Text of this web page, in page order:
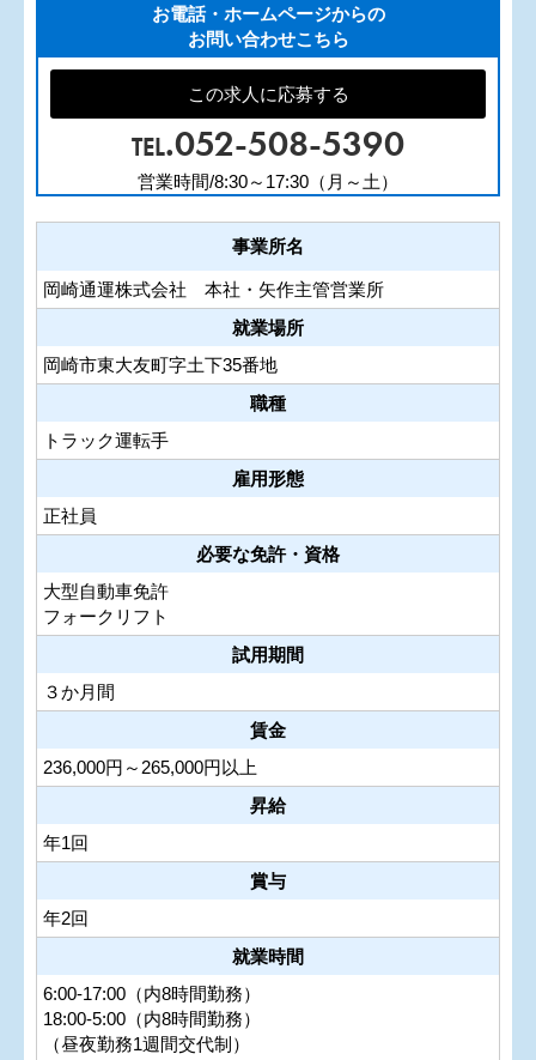
お電話・ホームページからの
お問い合わせこちら
この求人に応募する
TEL.052-508-5390
営業時間/8:30～17:30（月～土）
事業所名
岡崎通運株式会社 本社・矢作主管営業所
就業場所
岡崎市東大友町字土下35番地
職種
トラック運転手
雇用形態
正社員
必要な免許・資格
大型自動車免許
フォークリフト
試用期間
３か月間
賃金
236,000円～265,000円以上
昇給
年1回
賞与
年2回
就業時間
6:00-17:00（内8時間勤務）
18:00-5:00（内8時間勤務）
（昼夜勤務1週間交代制）